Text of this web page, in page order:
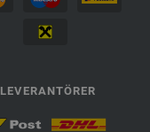
LEVERANTÖRER